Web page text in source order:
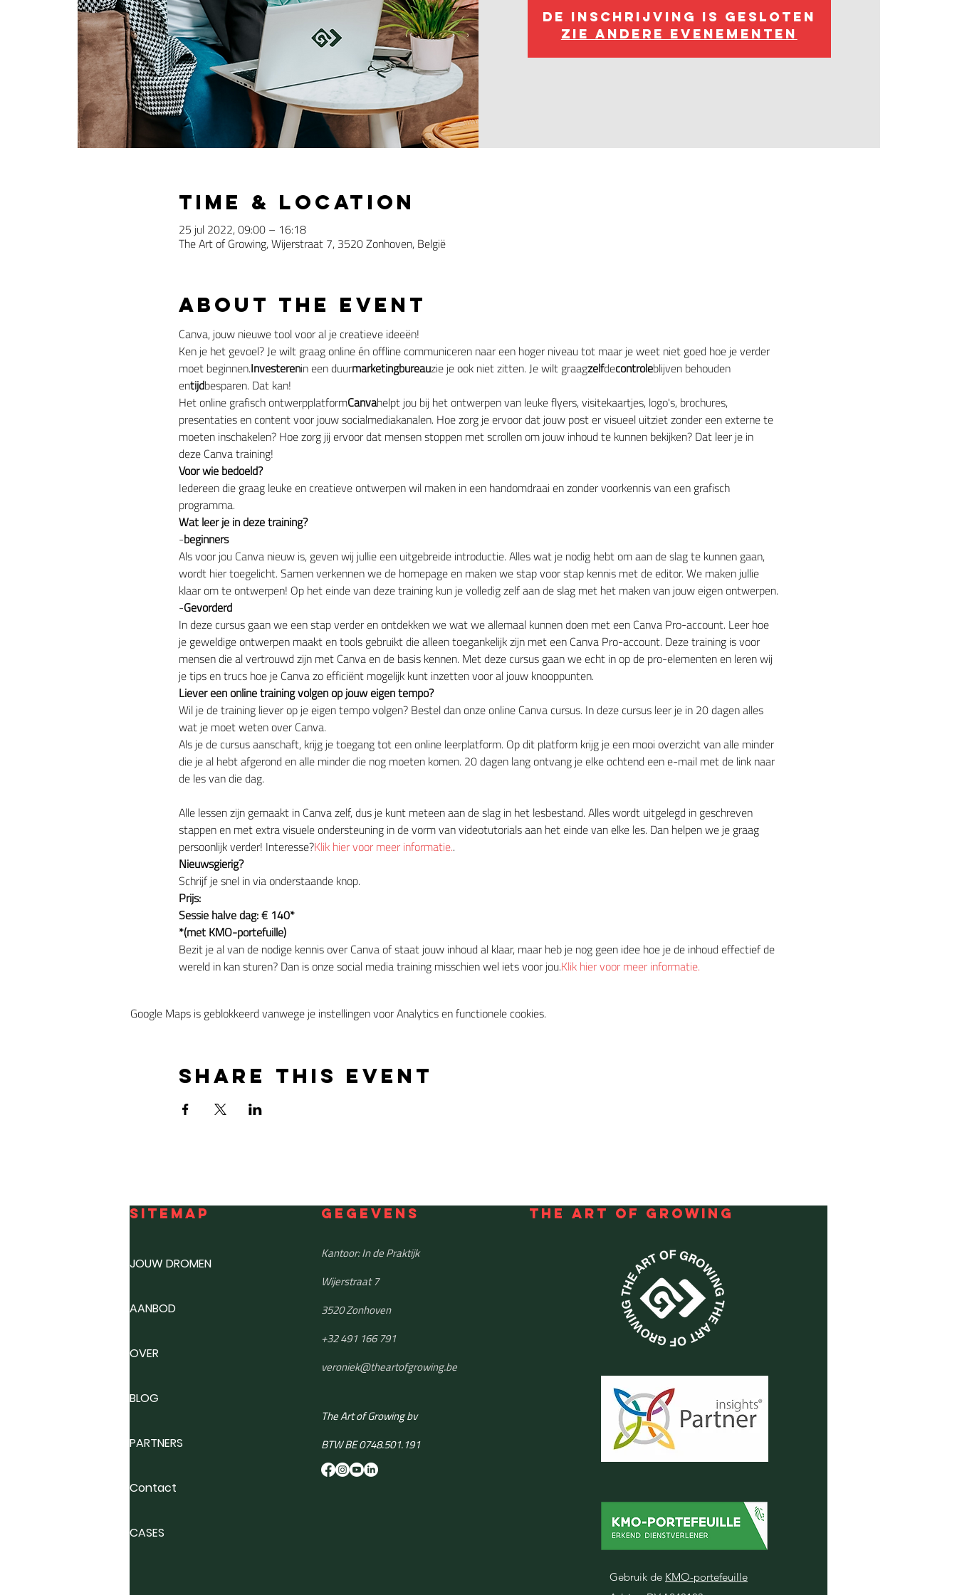
De inschrijving is gesloten
Zie andere evenementen
Time & Location
25 jul 2022, 09:00 – 16:18
The Art of Growing, Wijerstraat 7, 3520 Zonhoven, België
About the event
Canva, jouw nieuwe tool voor al je creatieve ideeën!
Ken je het gevoel? Je wilt graag online én offline communiceren naar een hoger niveau tot maar je weet niet goed hoe je verder
moet beginnen.Investerenin een duurmarketingbureauzie je ook niet zitten. Je wilt graagzelfdecontroleblijven behouden
entijdbesparen. Dat kan!
Het online grafisch ontwerpplatformCanvahelpt jou bij het ontwerpen van leuke flyers, visitekaartjes, logo's, brochures,
presentaties en content voor jouw socialmediakanalen. Hoe zorg je ervoor dat jouw post er visueel uitziet zonder een externe te
moeten inschakelen? Hoe zorg jij ervoor dat mensen stoppen met scrollen om jouw inhoud te kunnen bekijken? Dat leer je in
deze Canva training!
Voor wie bedoeld?
Iedereen die graag leuke en creatieve ontwerpen wil maken in een handomdraai en zonder voorkennis van een grafisch
programma.
Wat leer je in deze training?
-beginners
Als voor jou Canva nieuw is, geven wij jullie een uitgebreide introductie. Alles wat je nodig hebt om aan de slag te kunnen gaan,
wordt hier toegelicht. Samen verkennen we de homepage en maken we stap voor stap kennis met de editor. We maken jullie
klaar om te ontwerpen! Op het einde van deze training kun je volledig zelf aan de slag met het maken van jouw eigen ontwerpen.
-Gevorderd
In deze cursus gaan we een stap verder en ontdekken we wat we allemaal kunnen doen met een Canva Pro-account. Leer hoe
je geweldige ontwerpen maakt en tools gebruikt die alleen toegankelijk zijn met een Canva Pro-account. Deze training is voor
mensen die al vertrouwd zijn met Canva en de basis kennen. Met deze cursus gaan we echt in op de pro-elementen en leren wij
je tips en trucs hoe je Canva zo efficiënt mogelijk kunt inzetten voor al jouw knooppunten.
Liever een online training volgen op jouw eigen tempo?
Wil je de training liever op je eigen tempo volgen? Bestel dan onze online Canva cursus. In deze cursus leer je in 20 dagen alles
wat je moet weten over Canva.
Als je de cursus aanschaft, krijg je toegang tot een online leerplatform. Op dit platform krijg je een mooi overzicht van alle minder
die je al hebt afgerond en alle minder die nog moeten komen. 20 dagen lang ontvang je elke ochtend een e-mail met de link naar
de les van die dag.
Alle lessen zijn gemaakt in Canva zelf, dus je kunt meteen aan de slag in het lesbestand. Alles wordt uitgelegd in geschreven
stappen en met extra visuele ondersteuning in de vorm van videotutorials aan het einde van elke les. Dan helpen we je graag
persoonlijk verder! Interesse?Klik hier voor meer informatie..
Nieuwsgierig?
Schrijf je snel in via onderstaande knop.
Prijs:
Sessie halve dag: € 140*
*(met KMO-portefuille)
Bezit je al van de nodige kennis over Canva of staat jouw inhoud al klaar, maar heb je nog geen idee hoe je de inhoud effectief de
wereld in kan sturen? Dan is onze social media training misschien wel iets voor jou.Klik hier voor meer informatie.
Google Maps is geblokkeerd vanwege je instellingen voor Analytics en functionele cookies.
Share this event
SITEMAP
JOUW DROMEN
AANBOD
OVER
BLOG
PARTNERS
Contact
CASES
GEGEVENS
Kantoor: In de Praktijk
Wijerstraat 7
3520 Zonhoven
+32 491 166 791
​veroniek@theartofgrowing.be
The Art of Growing bv
BTW BE 0748.501.191
THE ART OF GROWING
Gebruik de KMO-portefeuille